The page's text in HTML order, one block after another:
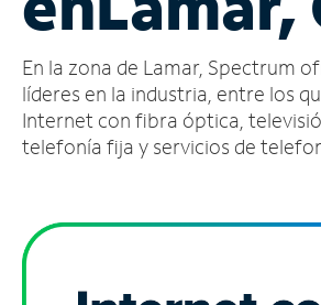
cuenta
Encuentra
una
tienda
En la zona de Lamar, Spectrum
líderes en la industria, entre los
Internet con fibra óptica,
telefonía fija y servicios de